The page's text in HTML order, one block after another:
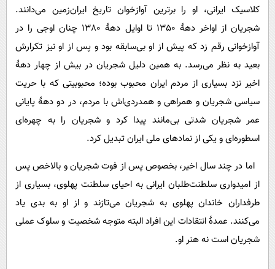
محیط زیست
سلامت
فرهنگی
اجتماعی
حیات وحش
سیاست خارجی
کلاسیک ایرانی، او را برترین آوازخوان تاریخ ایران‌زمین می‌دانند.
شجریان از اواخر دهۀ 1350 تا اوایل دهۀ 1380 چنان اوجی را در
آوازخوانی رقم زد که پیش از او بی‌سابقه بود و پس از او نیز تکرارش
بعید به نظر می‌رسد. به همین دلیل شجریان در بیش از چهار دهۀ
اخیر نزد بسیاری از مردم ایران محبوب بوده؛ محبوبیتی که با حریت
سیاسی شجریان و همراهی‌ و همدردی‌اش با مردم، در دو دهۀ پایانی
عمر شجریان شدتی بی‌مانند پیدا کرد و شجریان را به چهره‌ای
اسطوره‌ای و یکی از نمادهای ملی ایران تبدیل کرد.
اما در چند سال اخیر، بخصوص پس از فوت شجریان و بالاخص پس
از امیدواری سلطنت‌طلبان ایرانی به احیای سلطنت پهلوی، بسیاری از
طرفداران خاندان پهلوی به شجریان می‌تازند و از او به بدی یاد
می‌کنند. عمدۀ انتقادات این افراد البته متوجه شخصیت و سلوک عملی
شجریان است نه هنر او.